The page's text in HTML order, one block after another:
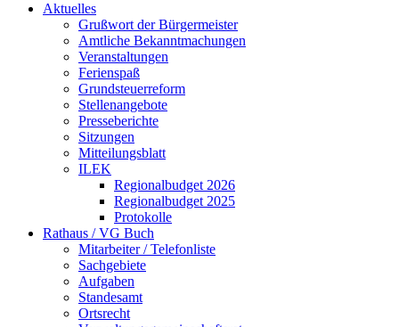
Aktuelles
Grußwort der Bürgermeister
Amtliche Bekanntmachungen
Veranstaltungen
Ferienspaß
Grundsteuerreform
Stellenangebote
Presseberichte
Sitzungen
Mitteilungsblatt
ILEK
Regionalbudget 2026
Regionalbudget 2025
Protokolle
Rathaus / VG Buch
Mitarbeiter / Telefonliste
Sachgebiete
Aufgaben
Standesamt
Ortsrecht